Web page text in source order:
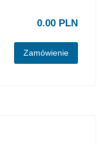
0.00 PLN
Zamówienie